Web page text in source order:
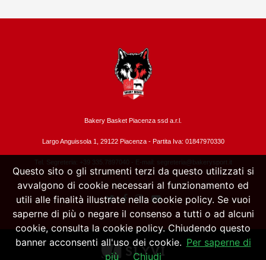
Bakery Basket Piacenza ssd a.r.l.
Largo Anguissola 1, 29122 Piacenza - Partita Iva: 01847970330
Tel. Segreteria: +39 335.7897040 - E-mail: segreteria@bakerysport.it
Questo sito o gli strumenti terzi da questo utilizzati si
avvalgono di cookie necessari al funzionamento ed
utili alle finalità illustrate nella cookie policy. Se vuoi
saperne di più o negare il consenso a tutti o ad alcuni
cookie, consulta la cookie policy. Chiudendo questo
banner acconsenti all'uso dei cookie. Per saperne di
più
Chiudi